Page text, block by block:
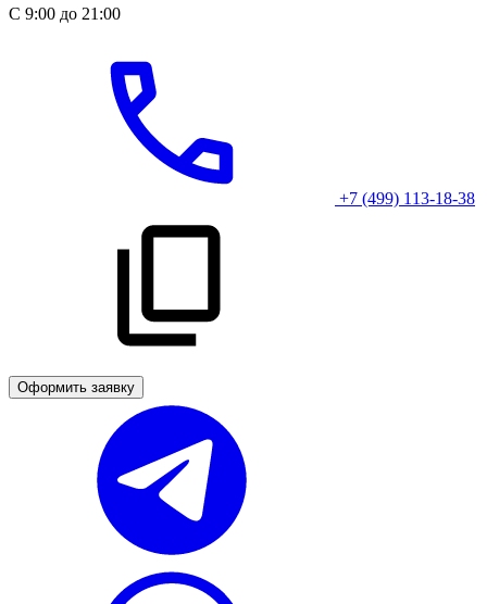
С 9:00 до 21:00
+7 (499) 113-18-38
Оформить заявку